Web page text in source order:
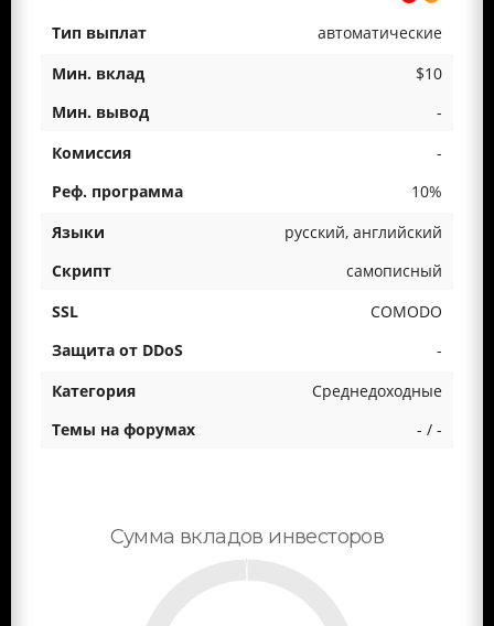
автоматические
$10
-
-
10%
русский, английский
самописный
COMODO
-
Среднедоходные
- / -
Сумма вкладов инвесторов